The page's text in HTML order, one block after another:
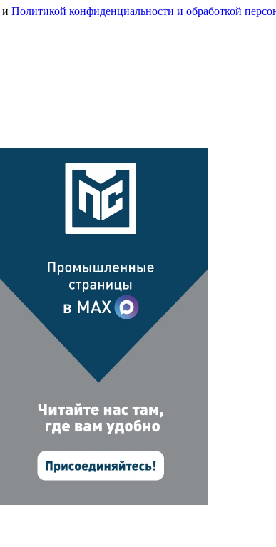
и Политикой конфиденциальности и обработкой